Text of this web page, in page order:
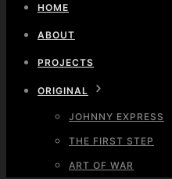
HOME
ABOUT
PROJECTS
ORIGINAL
JOHNNY EXPRESS
THE FIRST STEP
ART OF WAR